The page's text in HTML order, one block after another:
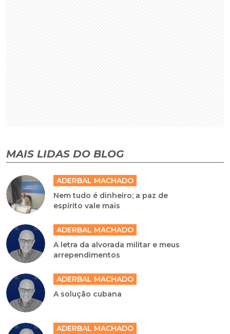
MAIS LIDAS DO BLOG
ADERBAL MACHADO
Nem tudo é dinheiro; a paz de
espírito vale mais
ADERBAL MACHADO
A letra da alvorada militar e meus
arrependimentos
ADERBAL MACHADO
A solução cubana
ADERBAL MACHADO